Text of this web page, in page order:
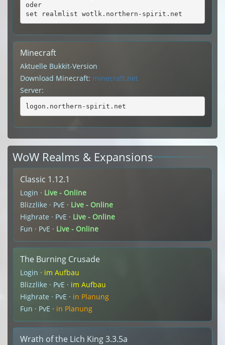
oder
set realmlist wotlk.northern-spirit.net
Minecraft
Aktuelle Bukkit-Version
Download Minecraft: minecraft.net
Server:
logon.northern-spirit.net
WoW Realms & Expansions
Classic 1.12.1
Login · Live - Online
Blizzlike · PvE · Live - Online
Highrate · PvE · Live - Online
Fun · PvE · Live - Online
The Burning Crusade
Login · im Aufbau
Blizzlike · PvE · im Aufbau
Highrate · PvE · in Planung
Fun · PvE · in Planung
Wrath of the Lich King 3.3.5a